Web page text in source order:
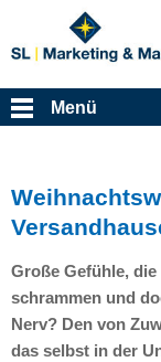
Menü
Große Gefühle,
schrammen und
Nerv? Den von
das selbst in der